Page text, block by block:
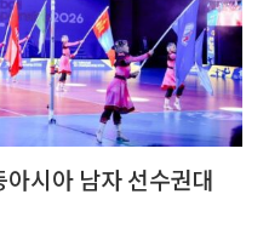
시아 남자 선수권대